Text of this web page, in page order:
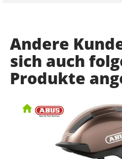
Andere
sich auch
Produkte